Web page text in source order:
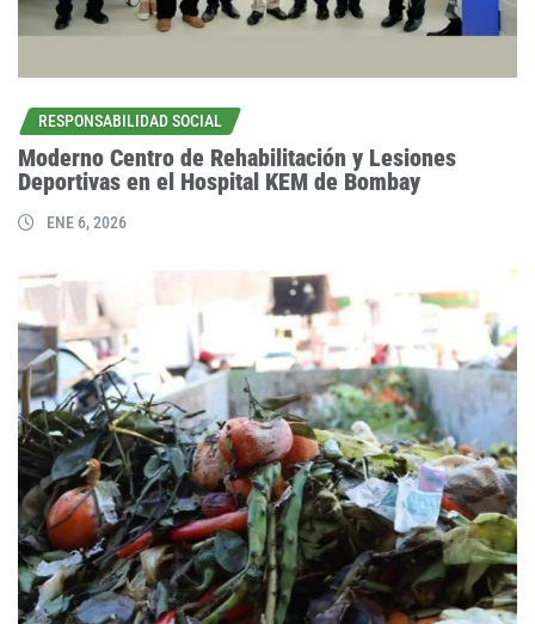
RESPONSABILIDAD SOCIAL
Moderno Centro de Rehabilitación y Lesiones
Deportivas en el Hospital KEM de Bombay
ENE 6, 2026